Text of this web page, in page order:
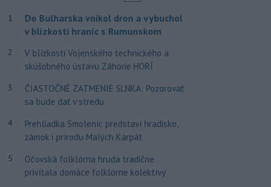
1
Do Bulharska vnikol dron a vybuchol
v blízkosti hraníc s Rumunskom
2
V blízkosti Vojenského technického a
skúšobného ústavu Záhorie HORÍ
3
ČIASTOČNÉ ZATMENIE SLNKA: Pozorovať
sa bude dať v stredu
4
Prehliadka Smoleníc predstaví hradisko,
zámok i prírodu Malých Karpát
5
Očovská folklórna hruda tradične
privítala domáce folklórne kolektívy